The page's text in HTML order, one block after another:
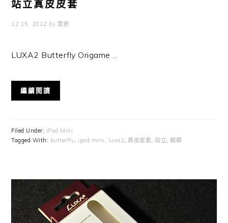
站立真皮皮套
12 15, 2012 by 雲爸
LUXA2 Butterfly Origame ...
繼續閱讀
Filed Under: iPad Mini
Tagged With: butterfly, ipad mini , luxa2, 真皮皮套,站立,蝴蝶